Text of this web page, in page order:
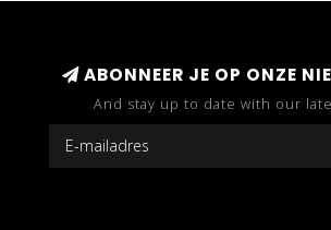
ABONNEER JE OP ONZE
And stay up to date with our